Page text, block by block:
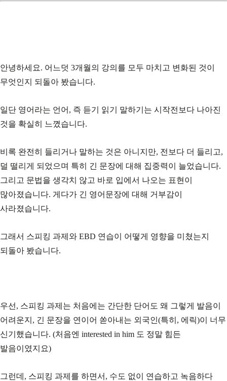
안녕하세요. 어느덧 3개월의 강의를 모두 마치고 변화된 것이
무엇인지 되돌아 봤습니다.
일단 영어라는 언어, 즉 듣기 읽기 말하기는 시작전보다 나아진
것을 확실히 느꼈습니다.
비록 완전히 들리거나 말하는 것은 아니지만, 전보다 더 들리고,
덜 떨리게 되었으며 특히 긴 문장에 대해 집중력이 늘었습니다.
그리고 문법을 생각치 않고 바로 입에서 나오는 표현이
많아졌습니다. 게다가 긴 영어문장에 대해 거부감이
사라졌습니다.
그래서 스피킹 과제와 EBD 연습이 어떻게 영향을 미쳤는지
되돌아 봤습니다.
우선, 스피킹 과제는 처음에는 간단한 단어도 왜 그렇게 발음이
어려운지, 긴 문장을 연이어 쏟아내는 외국인(특히, 에릭)이 너무
신기했습니다. (처음엔 interested in him 도 정말 힘든
발음이였지요)
그런데, 스피킹 과제를 하면서, 수도 없이 연습하고 녹음하다